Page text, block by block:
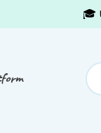
🎓